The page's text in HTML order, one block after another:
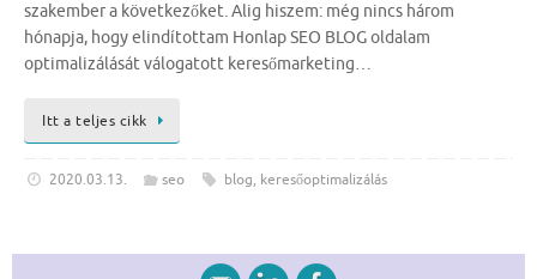
szakember a következőket. Alig hiszem: még nincs három
hónapja, hogy elindítottam Honlap SEO BLOG oldalam
optimalizálását válogatott keresőmarketing…
Itt a teljes cikk
2020.03.13. seo blog, keresőoptimalizálás